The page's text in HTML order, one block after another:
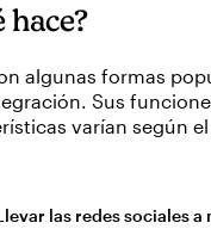
hace?
algunas formas
Sus
varían según
las redes sociales a